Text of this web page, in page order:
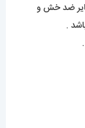
ضد خش و
.